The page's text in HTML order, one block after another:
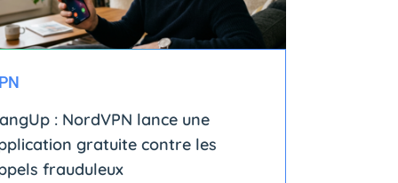
: NordVPN lance une
gratuite contre les
frauduleux